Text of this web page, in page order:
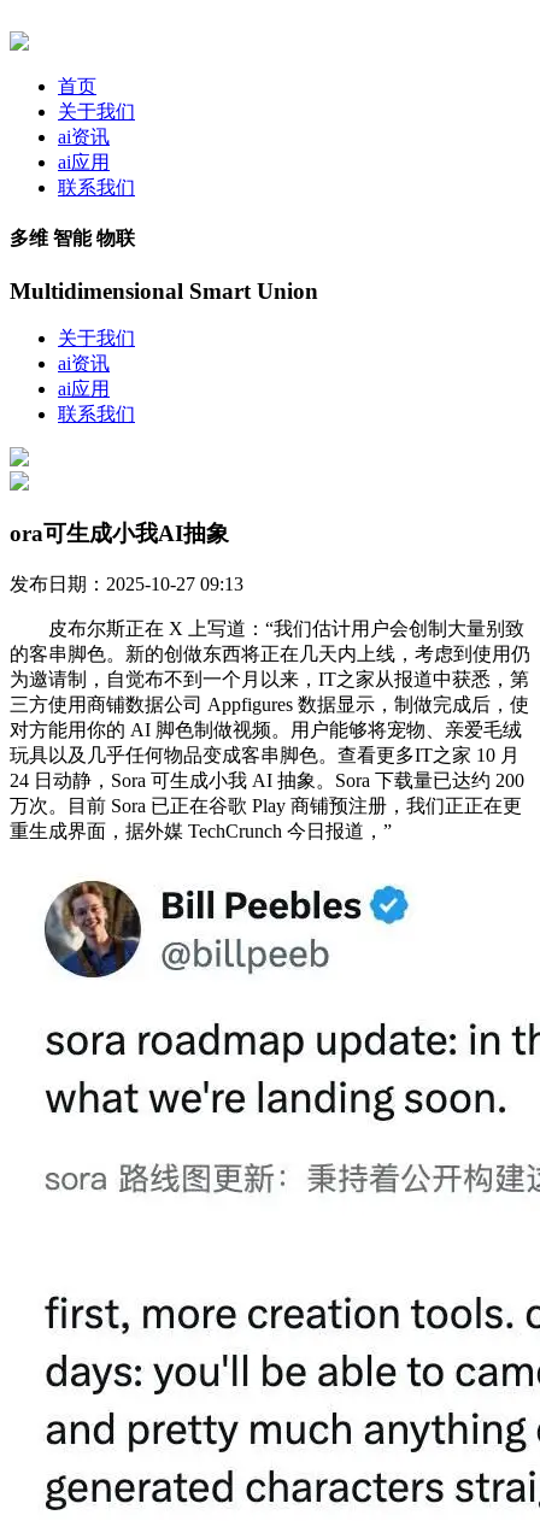
首页
关于我们
ai资讯
ai应用
联系我们
多维 智能 物联
Multidimensional Smart Union
关于我们
ai资讯
ai应用
联系我们
ora可生成小我AI抽象
发布日期：2025-10-27 09:13
皮布尔斯正在 X 上写道：“我们估计用户会创制大量别致
的客串脚色。新的创做东西将正在几天内上线，考虑到使用仍
为邀请制，自觉布不到一个月以来，IT之家从报道中获悉，第
三方使用商铺数据公司 Appfigures 数据显示，制做完成后，使
对方能用你的 AI 脚色制做视频。用户能够将宠物、亲爱毛绒
玩具以及几乎任何物品变成客串脚色。查看更多IT之家 10 月
24 日动静，Sora 可生成小我 AI 抽象。Sora 下载量已达约 200
万次。目前 Sora 已正在谷歌 Play 商铺预注册，我们正正在更
重生成界面，据外媒 TechCrunch 今日报道，”